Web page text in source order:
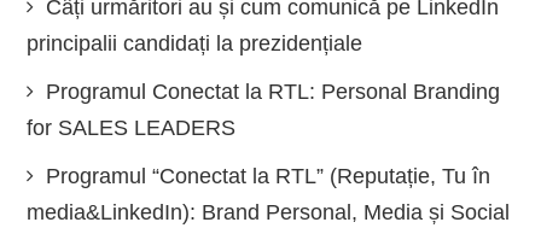
Câți urmăritori au și cum comunică pe LinkedIn
principalii candidați la prezidențiale
Programul Conectat la RTL: Personal Branding
for SALES LEADERS
Programul “Conectat la RTL” (Reputație, Tu în
media&LinkedIn): Brand Personal, Media și Social